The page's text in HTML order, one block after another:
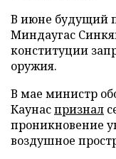
В июне будущий
Миндаугас
конституции
оружия.
В мае министр
Каунаспризнал
проникновение
воздушное